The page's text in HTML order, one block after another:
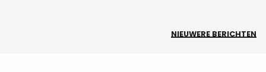
NIEUWERE BERICHTEN